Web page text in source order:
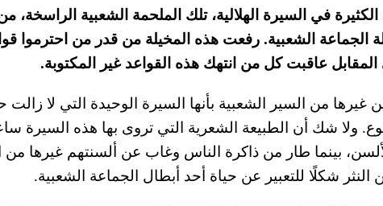
في السيرة الهلالية، تلك الملحمة الشعبية الراسخة،
الجماعة الشعبية. رفعت هذه المخيلة من قدر من احترموا
عاقبت كل من انتهك هذه القواعد غير المكتوبة.
غيرها من السير الشعبية بأنها السيرة الوحيدة التي لا زالت
ولا شك أن الطبيعة الشعرية التي تروى بها هذه السيرة
بينما طار من ذاكرة الناس وغاب عن ألسنتهم غيرها من
شكلًا للتعبير عن حياة أحد أبطال الجماعة الشعبية.